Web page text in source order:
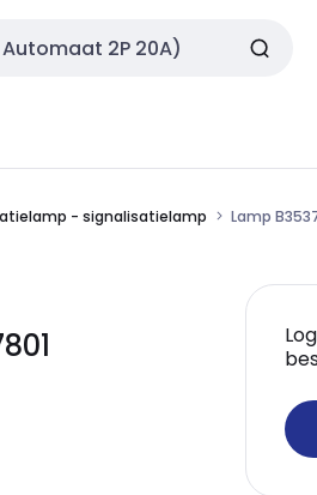
- signalisatielamp Lamp